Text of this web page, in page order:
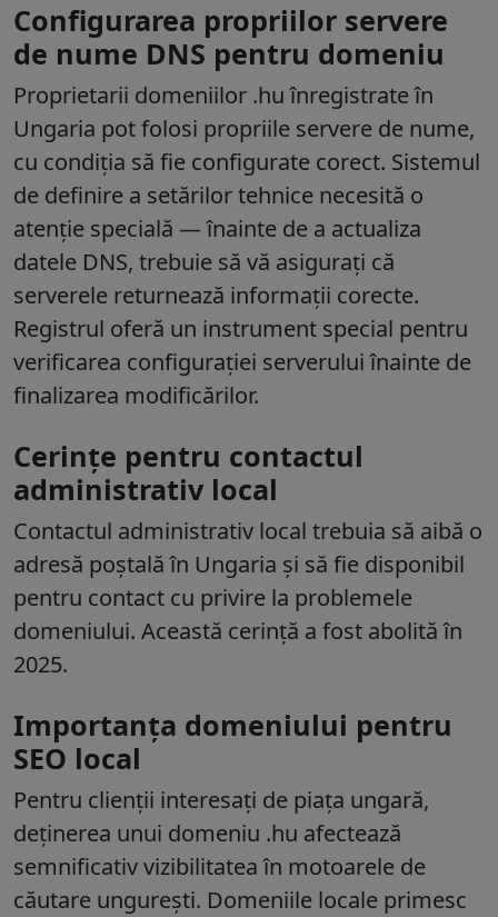
Configurarea propriilor servere
de nume DNS pentru domeniu
Proprietarii domeniilor .hu înregistrate în
Ungaria pot folosi propriile servere de nume,
cu condiția să fie configurate corect. Sistemul
de definire a setărilor tehnice necesită o
atenție specială — înainte de a actualiza
datele DNS, trebuie să vă asigurați că
serverele returnează informații corecte.
Registrul oferă un instrument special pentru
verificarea configurației serverului înainte de
finalizarea modificărilor.
Cerințe pentru contactul
administrativ local
Contactul administrativ local trebuia să aibă o
adresă poștală în Ungaria și să fie disponibil
pentru contact cu privire la problemele
domeniului. Această cerință a fost abolită în
2025.
Importanța domeniului pentru
SEO local
Pentru clienții interesați de piața ungară,
deținerea unui domeniu .hu afectează
semnificativ vizibilitatea în motoarele de
căutare ungurești. Domeniile locale primesc